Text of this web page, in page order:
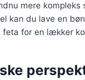
mere kompleks
kan du lave en
feta for en lækker